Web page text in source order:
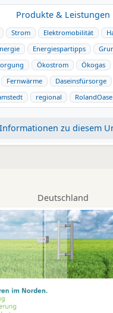
Produkte & Leistungen
Strom Elektromobilität
Energiespartipps
Ökostrom Ökogas
Fernwärme Daseinsfürsorge
regional RolandOase
zu diesem
Deutschland